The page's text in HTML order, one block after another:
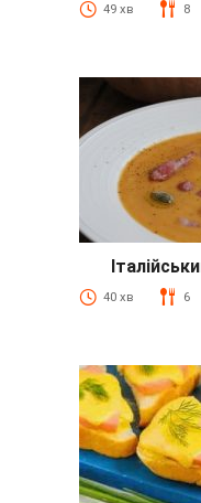
49 хв 8
40 хв 6